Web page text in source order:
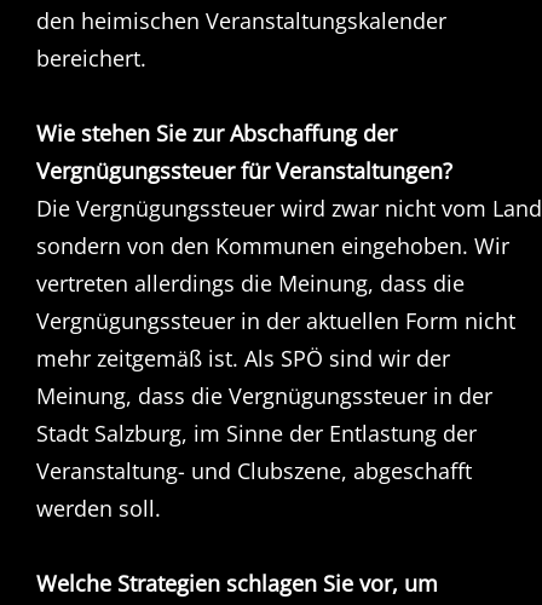
den heimischen Veranstaltungskalender
bereichert.
Wie stehen Sie zur Abschaffung der
Vergnügungssteuer für Veranstaltungen?
Die Vergnügungssteuer wird zwar nicht vom
sondern von den Kommunen eingehoben. Wir
vertreten allerdings die Meinung, dass die
Vergnügungssteuer in der aktuellen Form nicht
mehr zeitgemäß ist. Als SPÖ sind wir der
Meinung, dass die Vergnügungssteuer in der
Stadt Salzburg, im Sinne der Entlastung der
Veranstaltung- und Clubszene, abgeschafft
werden soll.
Welche Strategien schlagen Sie vor, um